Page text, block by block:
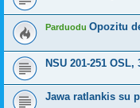
Parduodu Opozitu
NSU 201-251 OSL,
Jawa ratlankis su